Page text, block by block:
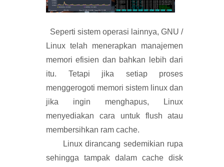
Seperti sistem operasi lainnya, GNU /
Linux telah menerapkan manajemen
memori efisien dan bahkan lebih dari
itu. Tetapi jika setiap proses
menggerogoti memori sistem linux dan
jika ingin menghapus, Linux
menyediakan cara untuk flush atau
membersihkan ram cache.
Linux dirancang sedemikian rupa
sehingga tampak dalam cache disk